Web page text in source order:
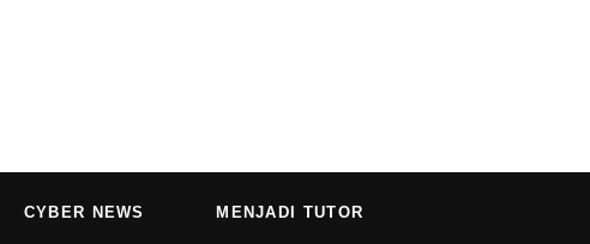
CYBER NEWS MENJADI TUTOR